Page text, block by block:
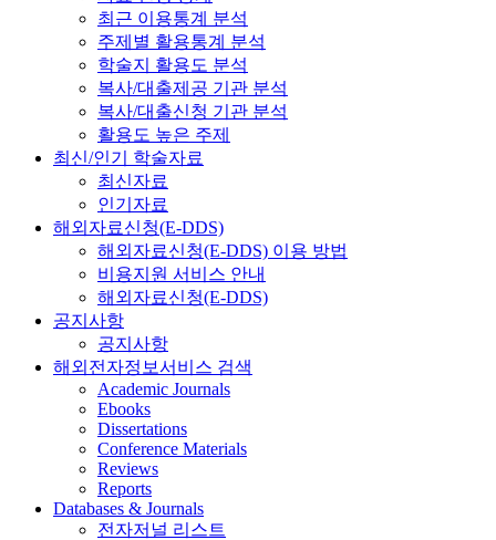
최근 이용통계 분석
주제별 활용통계 분석
학술지 활용도 분석
복사/대출제공 기관 분석
복사/대출신청 기관 분석
활용도 높은 주제
최신/인기 학술자료
최신자료
인기자료
해외자료신청(E-DDS)
해외자료신청(E-DDS) 이용 방법
비용지원 서비스 안내
해외자료신청(E-DDS)
공지사항
공지사항
해외전자정보서비스 검색
Academic Journals
Ebooks
Dissertations
Conference Materials
Reviews
Reports
Databases & Journals
전자저널 리스트